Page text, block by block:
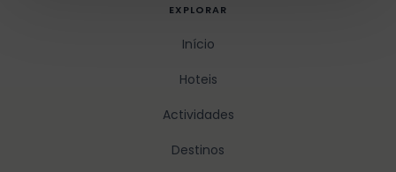
EXPLORAR
Início
Hoteis
Actividades
Destinos